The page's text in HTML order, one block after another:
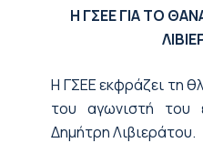
Η ΓΣΕΕ ΓΙΑ ΤΟ
H ΓΣΕΕ εκφράζει τη
του αγωνιστή του
Δημήτρη Λιβιεράτου.